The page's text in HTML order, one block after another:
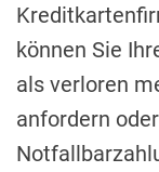
können Sie
als verloren
anfordern